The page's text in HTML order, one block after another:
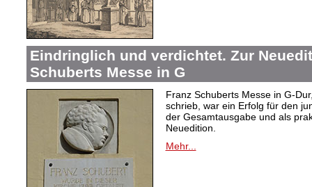
Eindringlich und verdichtet. Zur
Schuberts Messe in G
Franz Schuberts Messe in G-
schrieb, war ein Erfolg für den
der Gesamtausgabe und als
Neuedition.
Mehr...